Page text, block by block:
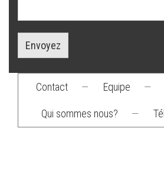
Envoyez
Footer
menu
Contact — Equipe —
Qui sommes nous? —